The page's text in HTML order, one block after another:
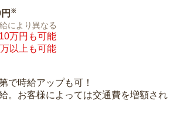
※
により異なる
万円も可能
以上も可能
で時給アップも可！
。お客様によっては交通費を増額され